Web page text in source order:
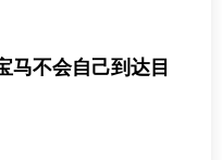
不会自己到达目